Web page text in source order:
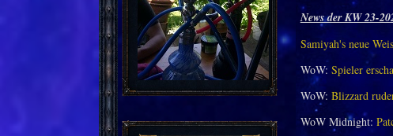
News der KW 23-
Samiyah's neue
WoW: Spieler
WoW: Blizzard
WoW Midnight: